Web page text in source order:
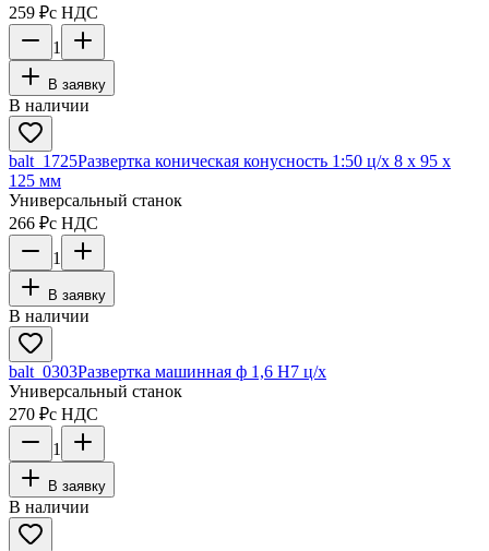
259 ₽с НДС
1
В заявку
В наличии
balt_1725Развертка коническая конусность 1:50 ц/х 8 х 95 х
125 мм
Универсальный станок
266 ₽с НДС
1
В заявку
В наличии
balt_0303Развертка машинная ф 1,6 Н7 ц/х
Универсальный станок
270 ₽с НДС
1
В заявку
В наличии